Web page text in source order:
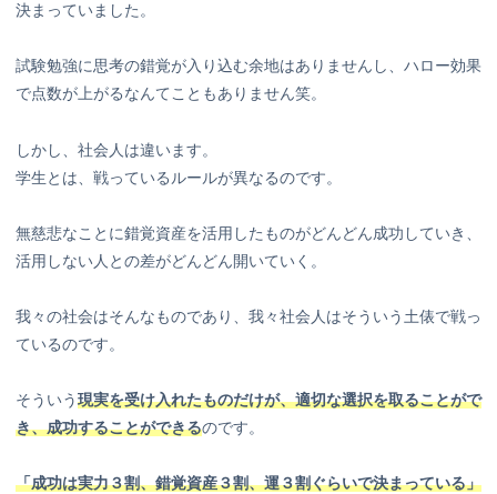
決まっていました。
試験勉強に思考の錯覚が入り込む余地はありませんし、ハロー効果
で点数が上がるなんてこともありません笑。
しかし、社会人は違います。
学生とは、戦っているルールが異なるのです。
無慈悲なことに錯覚資産を活用したものがどんどん成功していき、
活用しない人との差がどんどん開いていく。
我々の社会はそんなものであり、我々社会人はそういう土俵で戦っ
ているのです。
そういう現実を受け入れたものだけが、適切な選択を取ることがで
き、成功することができるのです。
「成功は実力３割、錯覚資産３割、運３割ぐらいで決まっている」